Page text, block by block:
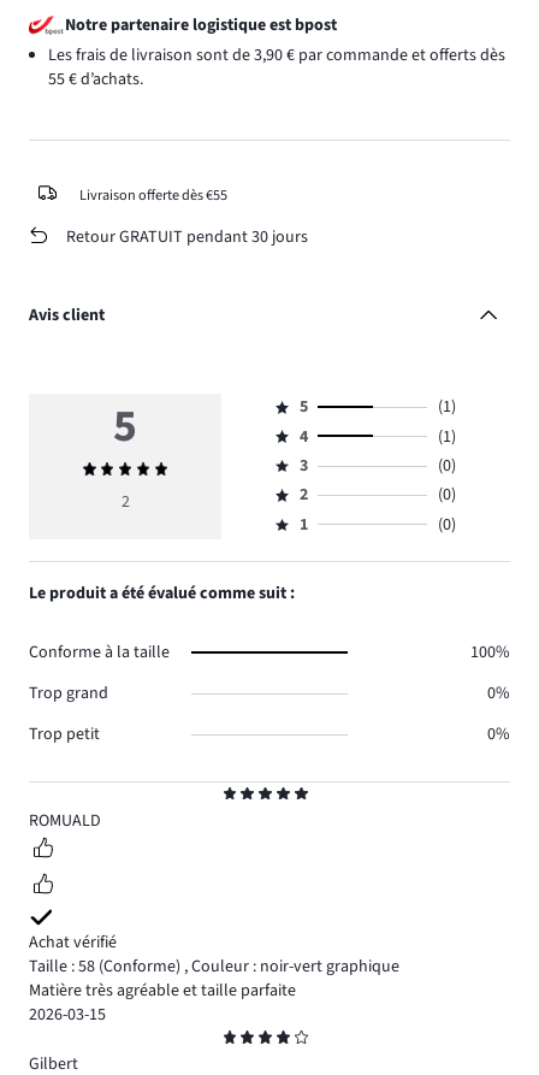
Notre partenaire logistique est bpost
Les frais de livraison sont de 3,90 € par commande et offerts dès
55 € d’achats.
Livraison offerte dès €55
Retour GRATUIT pendant 30 jours
Avis client
5
ROMUALD
Achat vérifié
Taille : 58 (Conforme) ,Couleur : noir-vert graphique
Matière très agréable et taille parfaite
2026-03-15
4
Gilbert
5
Note
moyenne
2
Note
5,
nombre
de
votes
1.
5
(1)
Note
4,
nombre
de
1.
4
(1)
Note
3,
nombre
0.
3
(0)
Note
2,
votes
2
(0)
Note
1,
nombre
de
0.
1 (0)
Le produit a été évalué comme suit :
Conforme à la taille
100%
Trop grand
0%
Trop petit
0%